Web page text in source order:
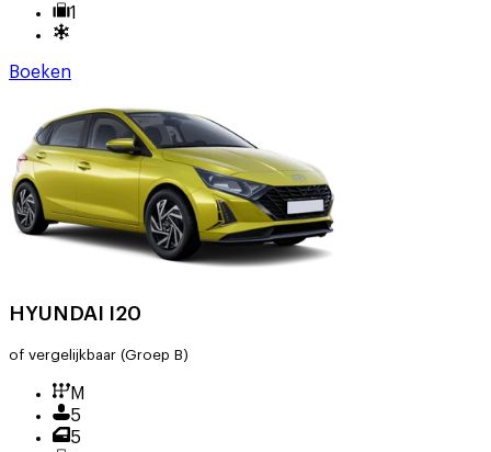
1
Boeken
HYUNDAI I20
of vergelijkbaar (Groep B)
M
5
5